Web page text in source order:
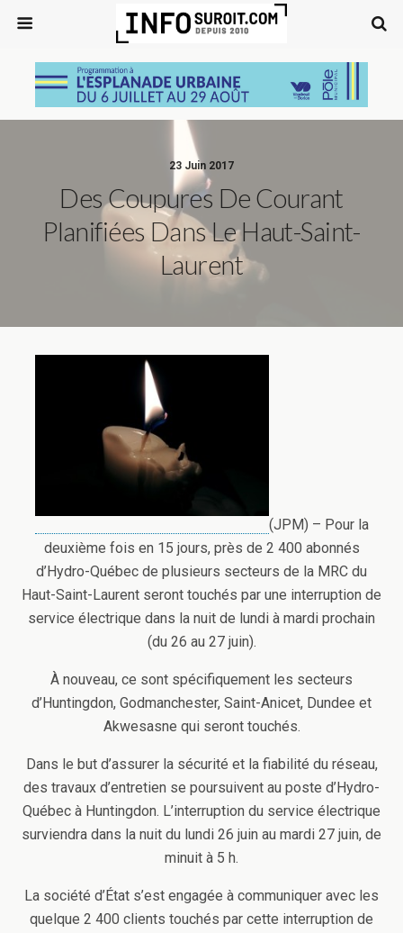
23 Juin 2017
Des Coupures De Courant
Planifiées Dans Le Haut-Saint-
Laurent
(JPM) – Pour la
deuxième fois en 15 jours, près de 2 400 abonnés
d’Hydro-Québec de plusieurs secteurs de la MRC du
Haut-Saint-Laurent seront touchés par une interruption de
service électrique dans la nuit de lundi à mardi prochain
(du 26 au 27 juin).
À nouveau, ce sont spécifiquement les secteurs
d’Huntingdon, Godmanchester, Saint-Anicet, Dundee et
Akwesasne qui seront touchés.
Dans le but d’assurer la sécurité et la fiabilité du réseau,
des travaux d’entretien se poursuivent au poste d’Hydro-
Québec à Huntingdon. L’interruption du service électrique
surviendra dans la nuit du lundi 26 juin au mardi 27 juin, de
minuit à 5 h.
La société d’État s’est engagée à communiquer avec les
quelque 2 400 clients touchés par cette interruption de